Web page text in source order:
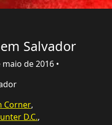
Salvador
de 2016 •
Corner,
D.C.,